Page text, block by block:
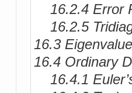
16.2.4 Error
16.2.5
16.3
16.4 Ordinary
16.4.1